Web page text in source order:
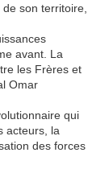
son territoire,
avant. La
les Frères et
Omar
qui
acteurs, la
des forces